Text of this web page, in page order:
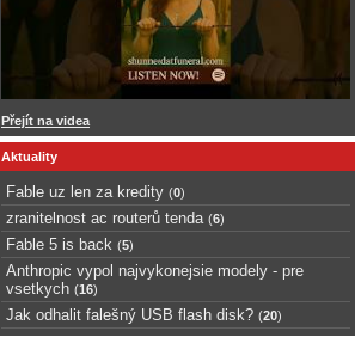
Přejít na videa
Aktuality
Fable uz len za kredity (0)
zranitelnost ac routerů tenda (6)
Fable 5 is back (5)
Anthropic vypol najvykonejsie modely - pre
vsetkych (16)
Jak odhalit falešný USB flash disk? (20)